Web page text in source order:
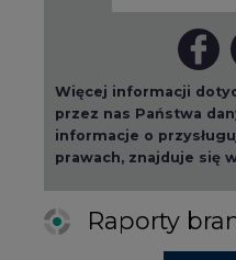
Więcej informacji
przez nas Państwa
informacje o
prawach, znajduje się
Raporty